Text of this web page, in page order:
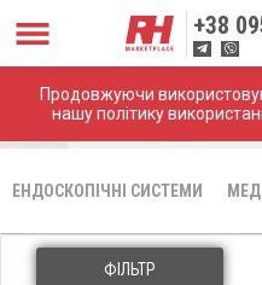
Продовжуючи
нашу політику
+38
Головна
Комплектуючі
Системи ШІ для ендоскопії
ЕНДОСКОПІЧНІ СИСТЕМИ
ФІЛЬТР